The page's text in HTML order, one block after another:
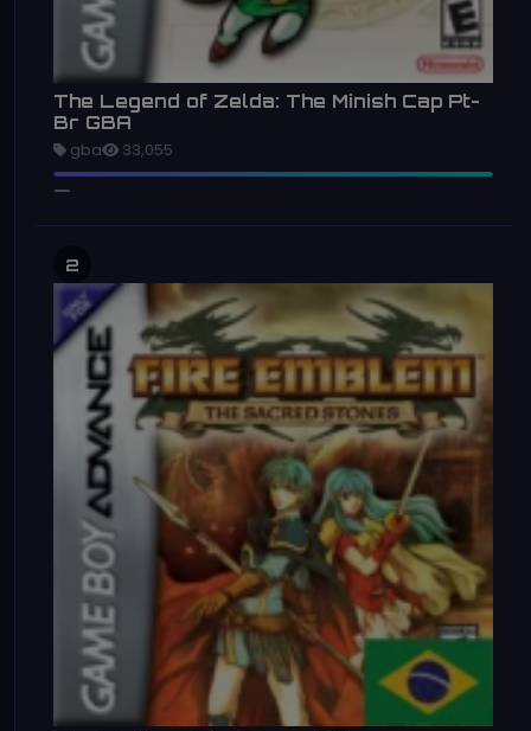
The Legend of Zelda: The Minish Cap Pt-
Br GBA
gba 33,055
2